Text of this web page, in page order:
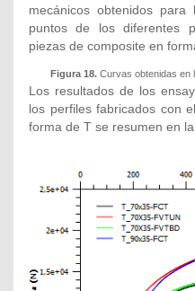
mecánicos obtenidos
puntos de los diferentes
piezas de composite en
Figura 18.Curvas obtenidas en
Los resultados de los
los perfiles fabricados con
forma de T se resumen en